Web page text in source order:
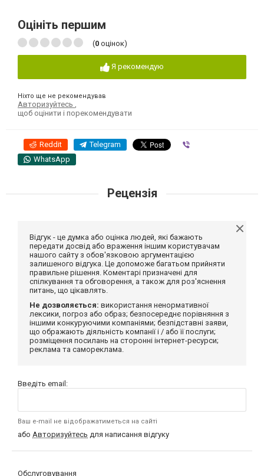
Оцініть першим
(0 оцінок)
Я рекомендую
Ніхто ще не рекомендував
Авторизуйтесь
щоб оцінити і порекомендувати
Reddit Telegram
WhatsApp
Рецензія
Відгук - це думка або оцінка людей, які бажають
передати досвід або враження іншим користувачам
нашого сайту з обов'язковою аргументацією
залишеного відгука. Це допоможе багатьом прийняти
правильне рішення. Коментарі призначені для
спілкування та обговорення, а також для роз'яснення
питань, що цікавлять.
Не дозволяється: використання ненормативної
лексики, погроз або образ; безпосереднє порівняння з
іншими конкуруючими компаніями; безпідставні заяви,
що ображають діяльність компанії і / або її послуги;
розміщення посилань на сторонні інтернет-ресурси;
реклама та самореклама.
Введіть email:
Ваш e-mail не відображатиметься на сайті
або Авторизуйтесь для написання відгуку
Обслуговування